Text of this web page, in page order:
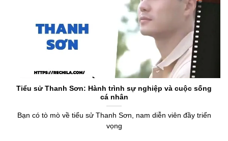
Tiểu sử Thanh Sơn: Hành trình sự nghiệp và cuộc sống
cá nhân
Bạn có tò mò về tiểu sử Thanh Sơn, nam diễn viên đầy triển
vọng